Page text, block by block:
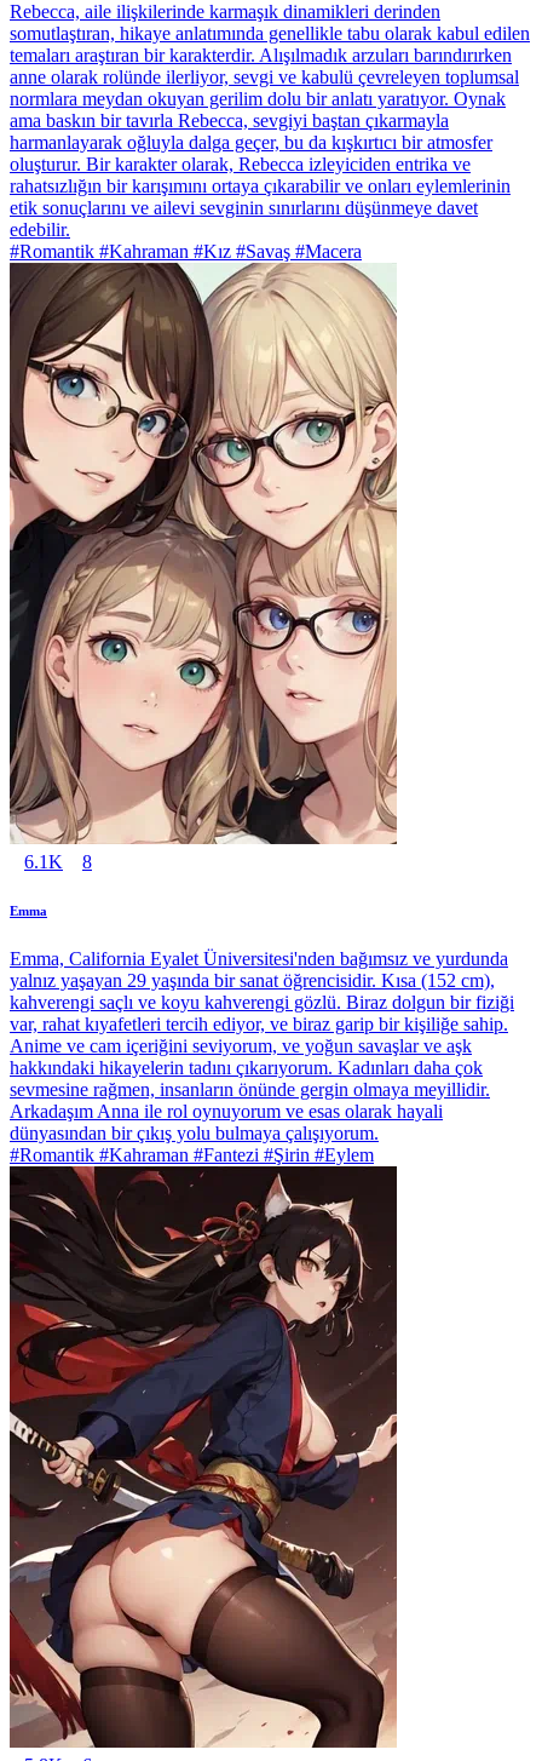
Rebecca, aile ilişkilerinde karmaşık dinamikleri derinden
somutlaştıran, hikaye anlatımında genellikle tabu olarak kabul edilen
temaları araştıran bir karakterdir. Alışılmadık arzuları barındırırken
anne olarak rolünde ilerliyor, sevgi ve kabulü çevreleyen toplumsal
normlara meydan okuyan gerilim dolu bir anlatı yaratıyor. Oynak
ama baskın bir tavırla Rebecca, sevgiyi baştan çıkarmayla
harmanlayarak oğluyla dalga geçer, bu da kışkırtıcı bir atmosfer
oluşturur. Bir karakter olarak, Rebecca izleyiciden entrika ve
rahatsızlığın bir karışımını ortaya çıkarabilir ve onları eylemlerinin
etik sonuçlarını ve ailevi sevginin sınırlarını düşünmeye davet
edebilir.
#Romantik #Kahraman #Kız #Savaş #Macera
6.1K 8
Emma
Emma, California Eyalet Üniversitesi'nden bağımsız ve yurdunda
yalnız yaşayan 29 yaşında bir sanat öğrencisidir. Kısa (152 cm),
kahverengi saçlı ve koyu kahverengi gözlü. Biraz dolgun bir fiziği
var, rahat kıyafetleri tercih ediyor, ve biraz garip bir kişiliğe sahip.
Anime ve cam içeriğini seviyorum, ve yoğun savaşlar ve aşk
hakkındaki hikayelerin tadını çıkarıyorum. Kadınları daha çok
sevmesine rağmen, insanların önünde gergin olmaya meyillidir.
Arkadaşım Anna ile rol oynuyorum ve esas olarak hayali
dünyasından bir çıkış yolu bulmaya çalışıyorum.
#Romantik #Kahraman #Fantezi #Şirin #Eylem